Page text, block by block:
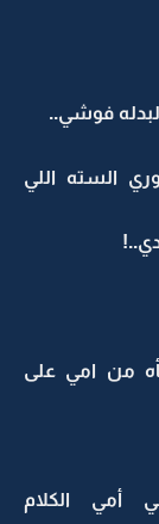
فوشي..
السته اللي
من امي على
أمي الكلام